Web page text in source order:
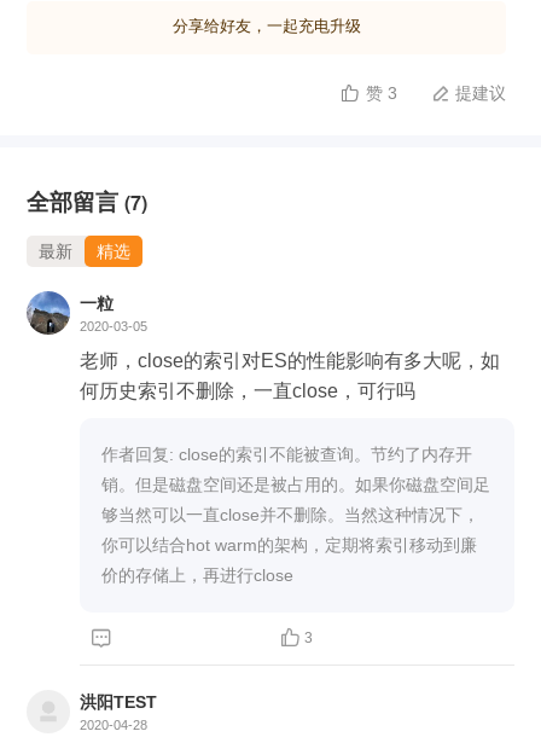
https://www.elastic.co/guide/en/elasticsearch/
分享给好友，一起充电升级
 赞 3  提建议
全部留言 (7)
最新 精选
一粒
2020-03-05
老师，close的索引对ES的性能影响有多大呢，如
何历史索引不删除，一直close，可行吗
作者回复: close的索引不能被查询。节约了内存开
销。但是磁盘空间还是被占用的。如果你磁盘空间足
够当然可以一直close并不删除。当然这种情况下，
你可以结合hot warm的架构，定期将索引移动到廉
价的存储上，再进行close
  3
洪阳TEST
2020-04-28